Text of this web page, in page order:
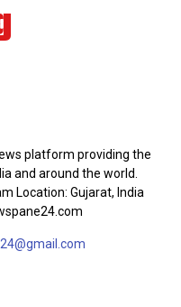
platform providing the
and around the world.
Location: Gujarat, India